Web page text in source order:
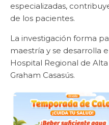
especializadas,
de los pacientes.
La investigación forma
maestría y se desarrolla
Hospital Regional de
Graham Casasús.